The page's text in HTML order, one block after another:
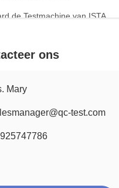
de Testmachine van ISTA
analysemachine
ons
Mary
test.com